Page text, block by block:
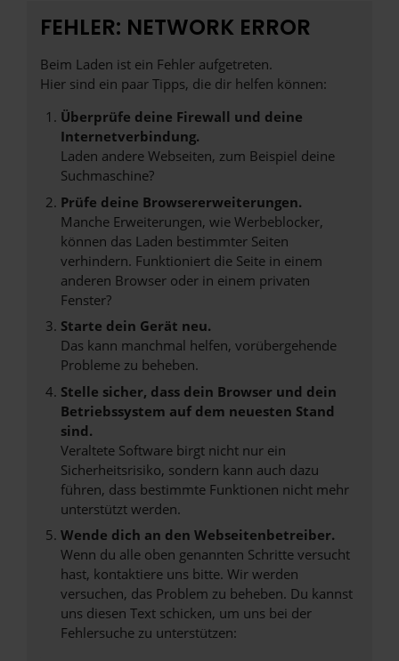
FEHLER: NETWORK ERROR
Beim Laden ist ein Fehler aufgetreten.
Hier sind ein paar Tipps, die dir helfen können:
Überprüfe deine Firewall und deine
Internetverbindung.
Laden andere Webseiten, zum Beispiel deine
Suchmaschine?
Prüfe deine Browsererweiterungen.
Manche Erweiterungen, wie Werbeblocker,
können das Laden bestimmter Seiten
verhindern. Funktioniert die Seite in einem
anderen Browser oder in einem privaten
Fenster?
Starte dein Gerät neu.
Das kann manchmal helfen, vorübergehende
Probleme zu beheben.
Stelle sicher, dass dein Browser und dein
Betriebssystem auf dem neuesten Stand
sind.
Veraltete Software birgt nicht nur ein
Sicherheitsrisiko, sondern kann auch dazu
führen, dass bestimmte Funktionen nicht mehr
unterstützt werden.
Wende dich an den Webseitenbetreiber.
Wenn du alle oben genannten Schritte versucht
hast, kontaktiere uns bitte. Wir werden
versuchen, das Problem zu beheben. Du kannst
uns diesen Text schicken, um uns bei der
Fehlersuche zu unterstützen: